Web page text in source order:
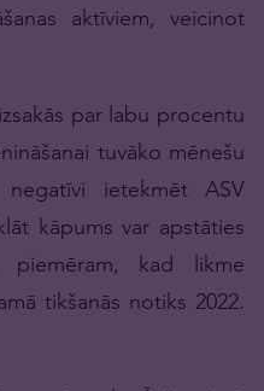
aktīviem, veicinot
par labu procentu
tuvāko mēnešu
ietekmēt ASV
kāpums var apstāties
kad likme
tikšanās notiks 2022.